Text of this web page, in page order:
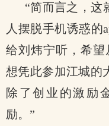
“简而言之，这
人摆脱手机诱惑的
给刘炜宁听，希望
想凭此参加江城的
除了创业的激励
励。”